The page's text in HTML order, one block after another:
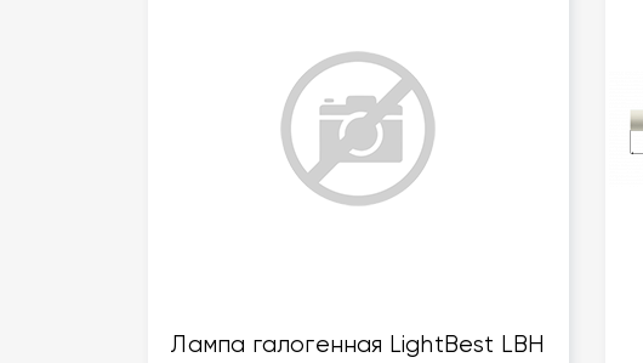
Лампа галогенная LightBest LBH